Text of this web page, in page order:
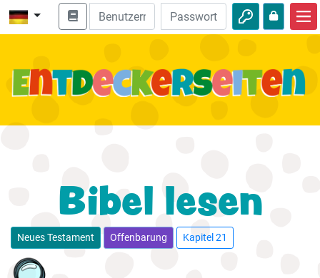
Bibel entdecken
Abenteuer
Freizeit
Bibel lesen
Neues Testament Offenbarung Kapitel 21